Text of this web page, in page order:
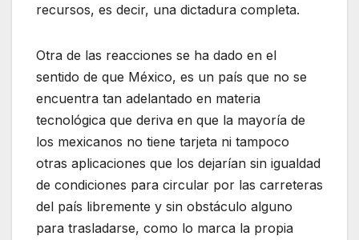
recursos, es decir, una dictadura completa.
Otra de las reacciones se ha dado en el
sentido de que México, es un país que no se
encuentra tan adelantado en materia
tecnológica que deriva en que la mayoría de
los mexicanos no tiene tarjeta ni tampoco
otras aplicaciones que los dejarían sin igualdad
de condiciones para circular por las carreteras
del país libremente y sin obstáculo alguno
para trasladarse, como lo marca la propia